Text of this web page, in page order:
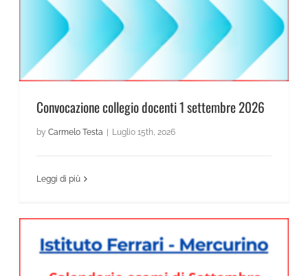
Convocazione collegio docenti 1 settembre 2026
byCarmelo Testa | Luglio 15th, 2026
Leggi di più